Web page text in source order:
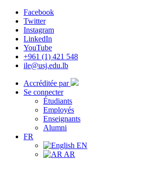
Facebook
Twitter
Instagram
LinkedIn
YouTube
+961 (1) 421 548
ile@usj.edu.lb
Accréditée par
Se connecter
Étudiants
Employés
Enseignants
Alumni
FR
EN
AR